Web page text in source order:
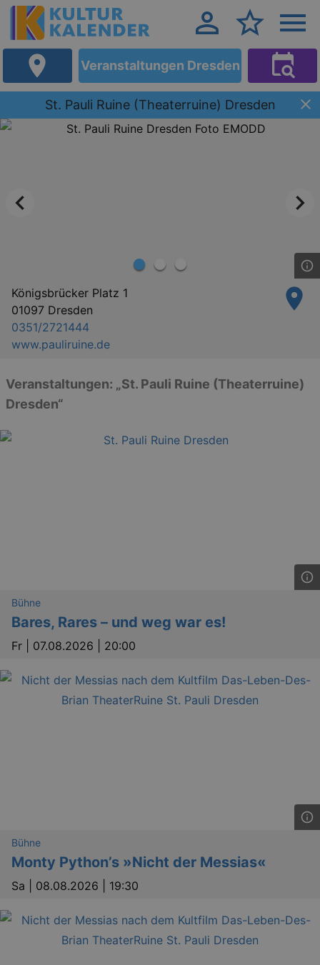
Veranstaltungen Dresden
St. Pauli Ruine (Theaterruine) Dresden
Königsbrücker Platz 1
01097 Dresden
0351/2721444
www.pauliruine.de
Veranstaltungen: „St. Pauli Ruine (Theaterruine)
Dresden“
Bühne
Bares, Rares – und weg war es!
Fr | 07.08.2026 | 20:00
Bühne
Monty Python’s »Nicht der Messias«
Sa | 08.08.2026 | 19:30